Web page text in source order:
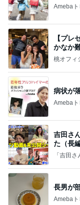
Amebaト
【プレ
かなか
桃オフィ
病状が
Amebaト
吉田さ
た（長
「吉田
長男が
Amebaト